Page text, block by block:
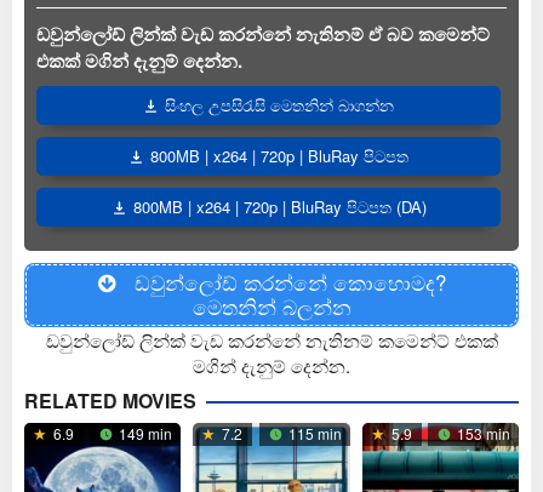
ඩවුන්ලෝඩ් ලින්ක් වැඩ කරන්නේ නැතිනම් ඒ බව කමෙන්ට්
එකක් මගින් දැනුම් දෙන්න.
සිංහල උපසිරැසි මෙතනින් බාගන්න
800MB | x264 | 720p | BluRay පිටපත
800MB | x264 | 720p | BluRay පිටපත (DA)
ඩවුන්ලෝඩ් කරන්නේ කොහොමද?
මෙතනින් බලන්න
ඩවුන්ලෝඩ් ලින්ක් වැඩ කරන්නේ නැතිනම් කමෙන්ට් එකක්
මගින් දැනුම් දෙන්න.
RELATED MOVIES
6.9 149 min 7.2 115 min 5.9 153 min